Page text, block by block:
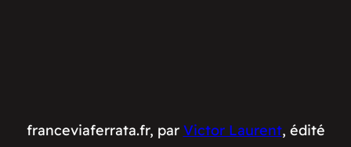
franceviaferrata.fr, par Victor Laurent, édité